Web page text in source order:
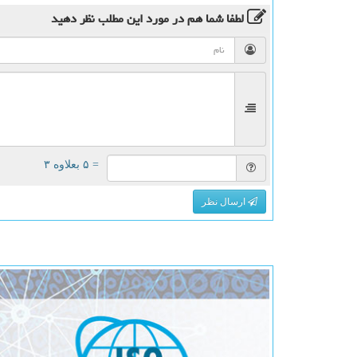
لطفا شما همدر مورد این مطلبنظر دهید
= ۵ بعلاوه ۳
ارسال نظر